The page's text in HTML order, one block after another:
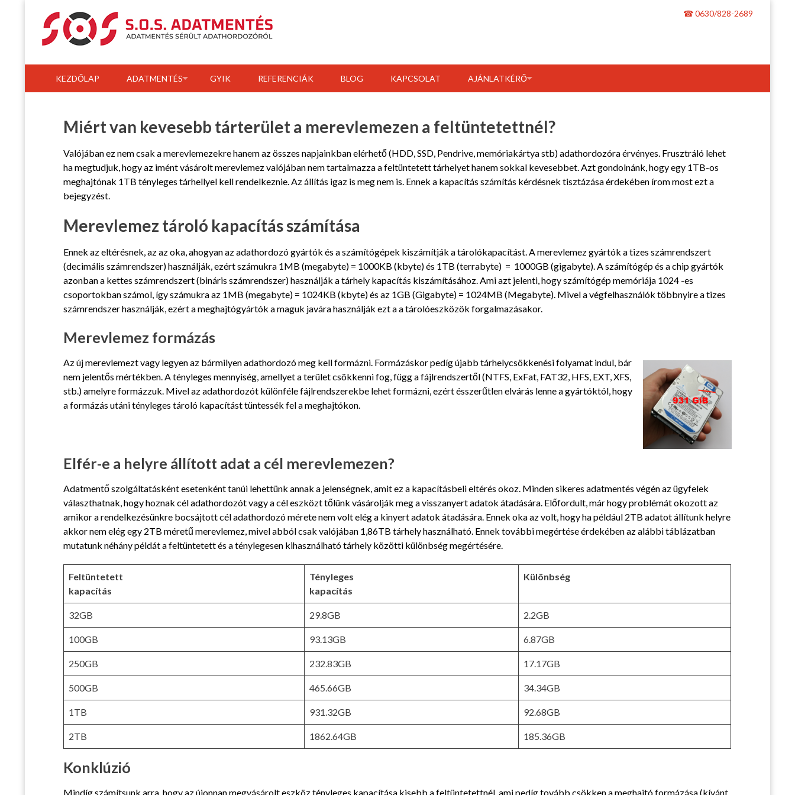
content
☎ 0630/828-2689
KEZDŐLAP ADATMENTÉS GYIK REFERENCIÁK BLOG KAPCSOLAT AJÁNLATKÉRŐ
Miért van kevesebb tárterület a merevlemezen a feltüntetettnél?
Valójában ez nem csak a merevlemezekre hanem az összes napjainkban elérhető (HDD, SSD, Pendrive, memóriakártya stb) adathordozóra érvényes. Frusztráló lehet
ha megtudjuk, hogy az imént vásárolt merevlemez valójában nem tartalmazza a feltüntetett tárhelyet hanem sokkal kevesebbet. Azt gondolnánk, hogy egy 1TB-os
meghajtónak 1TB tényleges tárhellyel kell rendelkeznie. Az állítás igaz is meg nem is. Ennek a kapacítás számítás kérdésnek tisztázása érdekében írom most ezt a
bejegyzést.
Merevlemez tároló kapacítás számítása
Ennek az eltérésnek, az az oka, ahogyan az adathordozó gyártók és a számítógépek kiszámítják a tárolókapacítást. A merevlemez gyártók a tizes számrendszert
(decimális számrendszer) használják, ezért számukra 1MB (megabyte) = 1000KB (kbyte) és 1TB (terrabyte) = 1000GB (gigabyte). A számítógép és a chip gyártók
azonban a kettes számrendszert (bináris számrendszer) használják a tárhely kapacítás kiszámításához. Ami azt jelenti, hogy számítógép memóriája 1024 -es
csoportokban számol, így számukra az 1MB (megabyte) = 1024KB (kbyte) és az 1GB (Gigabyte) = 1024MB (Megabyte). Mivel a végfelhasználók többnyire a tizes
számrendszer használják, ezért a meghajtógyártók a maguk javára használják ezt a a tárolóeszközök forgalmazásakor.
Merevlemez formázás
Az új merevlemezt vagy legyen az bármilyen adathordozó meg kell formázni. Formázáskor pedíg újabb tárhelycsökkenési folyamat indul, bár
nem jelentős mértékben. A tényleges mennyiség, amellyet a terület csökkenni fog, függ a fájlrendszertől (NTFS, ExFat, FAT32, HFS, EXT, XFS,
stb.) amelyre formázzuk. Mivel az adathordozót különféle fájlrendszerekbe lehet formázni, ezért ésszerűtlen elvárás lenne a gyártóktól, hogy
a formázás utáni tényleges tároló kapacítást tüntessék fel a meghajtókon.
Elfér-e a helyre állított adat a cél merevlemezen?
Adatmentő szolgáltatásként esetenként tanúi lehettünk annak a jelenségnek, amit ez a kapacításbeli eltérés okoz. Minden sikeres adatmentés végén az ügyfelek
választhatnak, hogy hoznak cél adathordozót vagy a cél eszközt tőlünk vásárolják meg a visszanyert adatok átadására. Előfordult, már hogy problémát okozott az
amikor a rendelkezésünkre bocsájtott cél adathordozó mérete nem volt elég a kinyert adatok átadására. Ennek oka az volt, hogy ha például 2TB adatot állítunk helyre
akkor nem elég egy 2TB méretű merevlemez, mivel abból csak valójában 1,86TB tárhely használható. Ennek további megértése érdekében az alábbi táblázatban
mutatunk néhány példát a feltüntetett és a ténylegesen kihasználható tárhely közötti különbség megértésére.
Feltüntetett
kapacítás
Tényleges
kapacítás
Különbség
32GB 29.8GB 2.2GB
100GB 93.13GB 6.87GB
250GB 232.83GB 17.17GB
500GB 465.66GB 34.34GB
1TB 931.32GB 92.68GB
2TB 1862.64GB 185.36GB
Konklúzió
Mindíg számítsunk arra, hogy az újonnan megvásárolt eszköz tényleges kapacítása kisebb a feltüntetettnél, ami pedíg tovább csökken a meghajtó formázása (kívánt